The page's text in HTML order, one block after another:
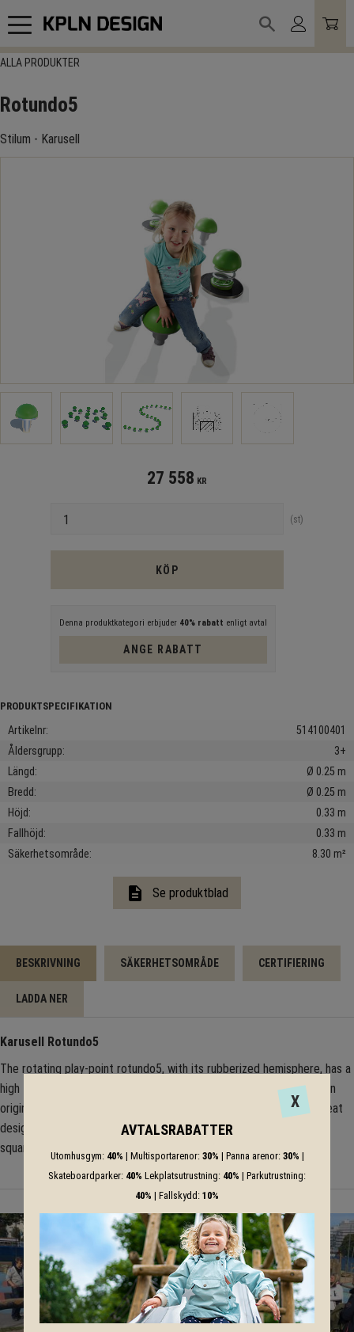
Meny
ALLA PRODUKTER
Rotundo5
Stilum - Karusell
27 558 KR
st
KÖP
Denna produktkategori erbjuder 40% rabatt enligt avtal
ANGE RABATT
Artikelnr
514100401
Åldersgrupp
3+
Längd
Ø 0.25 m
Bredd
Ø 0.25 m
Höjd
0.33 m
Fallhöjd
0.33 m
Säkerhetsområde
8.30 m²
description Se produktblad
BESKRIVNING SÄKERHETSOMRÅDE CERTIFIERING
LADDA NER
Karusell Rotundo5
The rotating play-point rotundo5, with its rubberized hemisphere, has a
high fun factorespecially when combined with the pinna2 to form an
original play and movement area. Thus combined, its clear and upbeat
design serves as the icing on the cake in the design of a modern
square, park or schoolyard.
X
AVTALSRABATTER
Utomhusgym: 40% | Multisportarenor: 30% | Panna arenor: 30% |
Skateboardparker: 40% Lekplatsutrustning: 40% | Parkutrustning:
40% | Fallskydd: 10%